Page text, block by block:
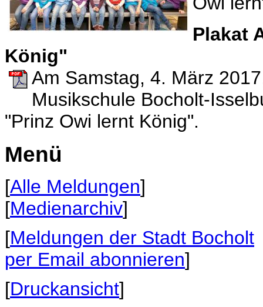
Plakat
König"
Am Samstag, 4. März
Musikschule Bocholt-
"Prinz Owi lernt König".
Menü
[Alle Meldungen]
[Medienarchiv]
[Meldungen der Stadt Bocholt
per Email abonnieren]
[Druckansicht]